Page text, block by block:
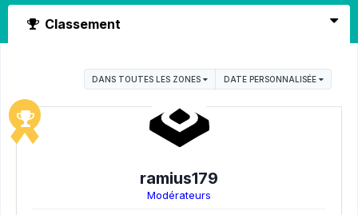
Classement
DANS TOUTES LES ZONES DATE PERSONNALISÉE
ramius179
Modérateurs